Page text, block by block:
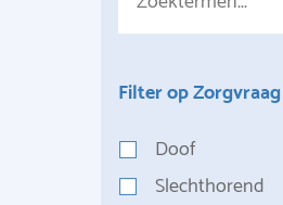
Filter op Zorgvraag
Doof
Slechthorend